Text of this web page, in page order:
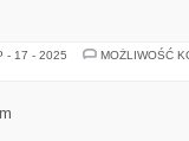
- 17 - 2025
MOŻLIWOŚĆ